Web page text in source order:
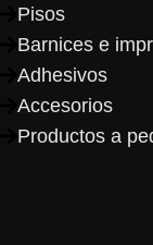
Pisos
Barnices e
Adhesivos
Accesorios
Productos a